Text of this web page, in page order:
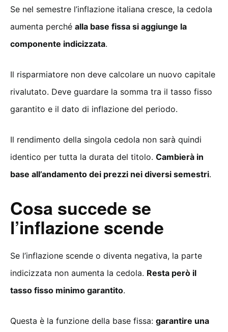
Se nel semestre l’inflazione italiana cresce, la cedola
aumenta perché alla base fissa si aggiunge la
componente indicizzata.
Il risparmiatore non deve calcolare un nuovo capitale
rivalutato. Deve guardare la somma tra il tasso fisso
garantito e il dato di inflazione del periodo.
Il rendimento della singola cedola non sarà quindi
identico per tutta la durata del titolo. Cambierà in
base all’andamento dei prezzi nei diversi semestri.
Cosa succede se
l’inflazione scende
Se l’inflazione scende o diventa negativa, la parte
indicizzata non aumenta la cedola. Resta però il
tasso fisso minimo garantito.
Questa è la funzione della base fissa: garantire una